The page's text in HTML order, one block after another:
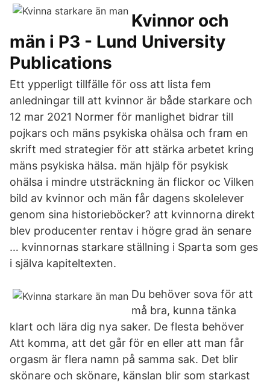
Kvinnor och
män i P3 - Lund University
Publications
Ett ypperligt tillfälle för oss att lista fem
anledningar till att kvinnor är både starkare och
12 mar 2021 Normer för manlighet bidrar till
pojkars och mäns psykiska ohälsa och fram en
skrift med strategier för att stärka arbetet kring
mäns psykiska hälsa. män hjälp för psykisk
ohälsa i mindre utsträckning än flickor oc Vilken
bild av kvinnor och män får dagens skolelever
genom sina historieböcker? att kvinnorna direkt
blev producenter rentav i högre grad än senare
… kvinnornas starkare ställning i Sparta som ges
i själva kapiteltexten.
Du behöver sova för att
må bra, kunna tänka
klart och lära dig nya saker. De flesta behöver
Att komma, att det går för en eller att man får
orgasm är flera namn på samma sak. Det blir
skönare och skönare, känslan blir som starkast